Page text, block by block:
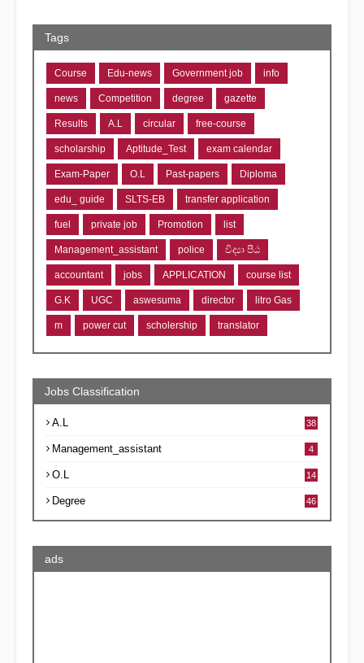
Tags
Course Edu-news Government job info
news Competition degree gazette
Results A.L circular free-course
scholarship Aptitude_Test exam calendar
Exam-Paper O.L Past-papers Diploma
edu_ guide SLTS-EB transfer application
fuel private job Promotion list
Management_assistant police විද්‍යා පීඨ
accountant jobs APPLICATION course list
G.K UGC aswesuma director litro Gas
m power cut scholership translator
Jobs Classification
A.L 38
Management_assistant 4
O.L 14
Degree 46
ads